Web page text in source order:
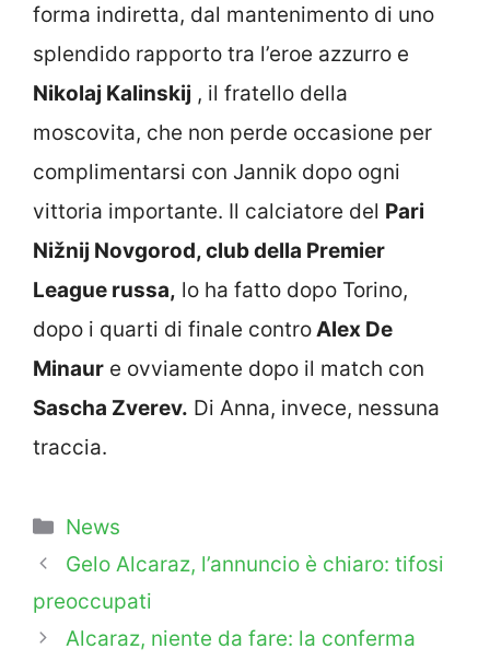
forma indiretta, dal mantenimento di uno
splendido rapporto tra l’eroe azzurro e
Nikolaj Kalinskij , il fratello della
moscovita, che non perde occasione per
complimentarsi con Jannik dopo ogni
vittoria importante. Il calciatore del Pari
Nižnij Novgorod, club della Premier
League russa, lo ha fatto dopo Torino,
dopo i quarti di finale controAlex De
Minaur e ovviamente dopo il match con
Sascha Zverev. Di Anna, invece, nessuna
traccia.
Categorie
News
Gelo Alcaraz, l’annuncio è chiaro: tifosi
preoccupati
Alcaraz, niente da fare: la conferma